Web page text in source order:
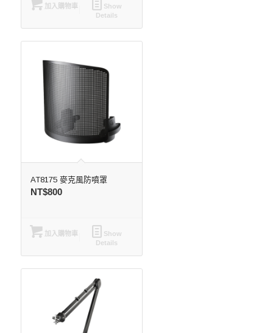
加入購物車
Show
Details
AT8175 麥克風防噴罩
NT$800
加入購物車
Show
Details